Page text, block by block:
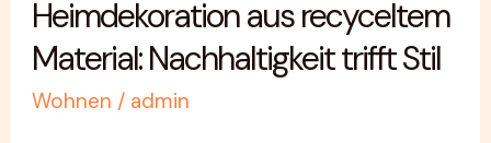
Heimdekoration aus recyceltem
Material: Nachhaltigkeit trifft Stil
Wohnen / admin